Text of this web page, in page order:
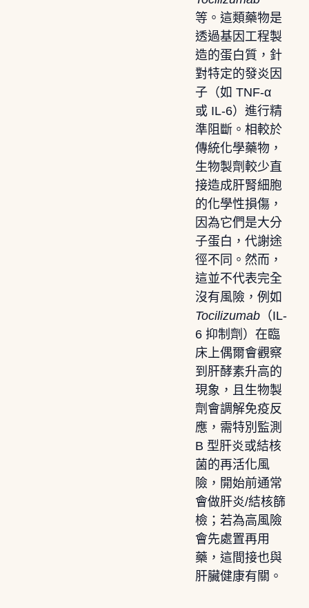
等。這類藥物是
透過基因工程製
造的蛋白質，針
對特定的發炎因
子（如 TNF-α
或 IL-6）進行精
準阻斷。相較於
傳統化學藥物，
生物製劑較少直
接造成肝腎細胞
的化學性損傷，
因為它們是大分
子蛋白，代謝途
徑不同。然而，
這並不代表完全
沒有風險，例如
Tocilizumab（IL-
6 抑制劑）在臨
床上偶爾會觀察
到肝酵素升高的
現象，且生物製
劑會調解免疫反
應，需特別監測
B 型肝炎或結核
菌的再活化風
險，開始前通常
會做肝炎/結核篩
檢；若為高風險
會先處置再用
藥，這間接也與
肝臟健康有關。